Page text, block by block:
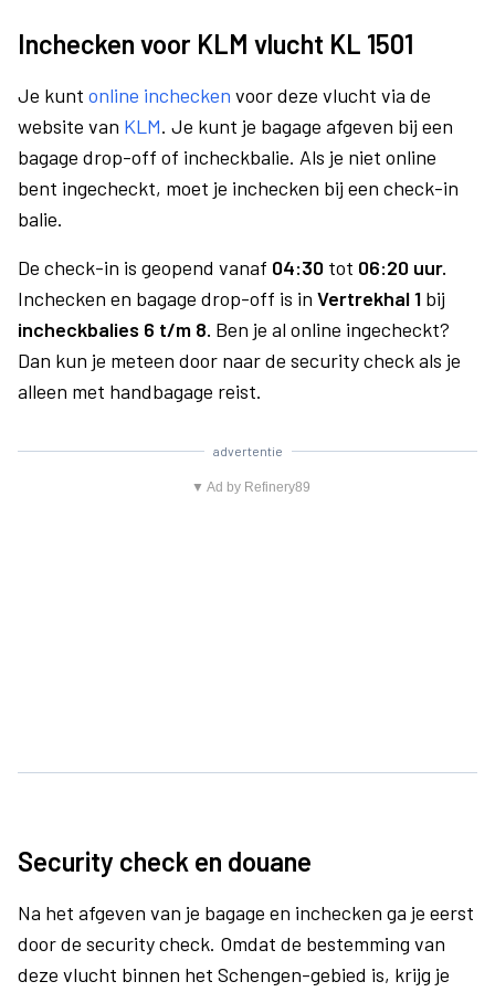
Inchecken voor KLM vlucht KL 1501
Je kunt online inchecken voor deze vlucht via de
website van KLM. Je kunt je bagage afgeven bij een
bagage drop-off of incheckbalie. Als je niet online
bent ingecheckt, moet je inchecken bij een check-in
balie.
De check-in is geopend vanaf 04:30 tot 06:20 uur.
Inchecken en bagage drop-off is in Vertrekhal 1 bij
incheckbalies 6 t/m 8. Ben je al online ingecheckt?
Dan kun je meteen door naar de security check als je
alleen met handbagage reist.
advertentie
▼ Ad by Refinery89
Security check en douane
Na het afgeven van je bagage en inchecken ga je eerst
door de security check. Omdat de bestemming van
deze vlucht binnen het Schengen-gebied is, krijg je